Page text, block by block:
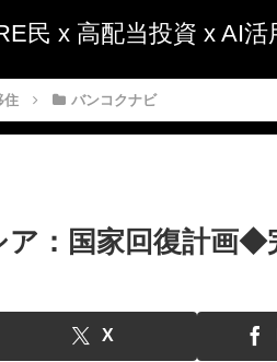
民 x 高配当投資 x AI活
住 バンコクナビ
：国家回復計画◆
X